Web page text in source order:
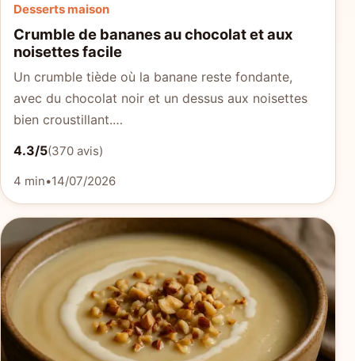
Desserts maison
Crumble de bananes au chocolat et aux
noisettes facile
Un crumble tiède où la banane reste fondante,
avec du chocolat noir et un dessus aux noisettes
bien croustillant.…
4.3/5(370 avis)
4 min•14/07/2026